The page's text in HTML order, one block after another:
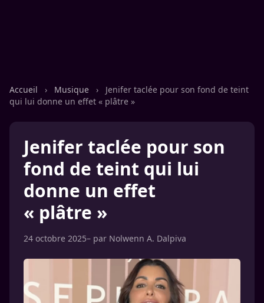
Accueil › Musique ›
Jenifer taclée pour son fond de teint
qui lui donne un effet « plâtre »
Jenifer taclée pour son
fond de teint qui lui
donne un effet
« plâtre »
24 octobre 2025– par Nolwenn A. Dalpiva